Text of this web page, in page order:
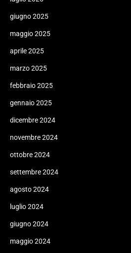
giugno 2025
maggio 2025
aprile 2025
marzo 2025
febbraio 2025
gennaio 2025
dicembre 2024
novembre 2024
ottobre 2024
settembre 2024
agosto 2024
luglio 2024
giugno 2024
maggio 2024